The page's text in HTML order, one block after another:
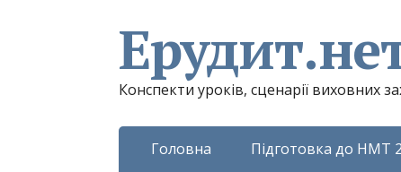
Конспекти уроків, сценарії виховних
Головна Підготовка до НМТ